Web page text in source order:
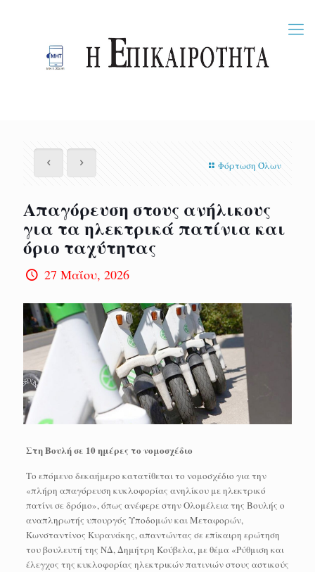
Φόρτωση Όλων
Απαγόρευση στους ανήλικους
για τα ηλεκτρικά πατίνια και
όριο ταχύτητας
27 Μαΐου, 2026
Στη Βουλή σε 10 ημέρες το νομοσχέδιο
Το επόμενο δεκαήμερο κατατίθεται το νομοσχέδιο για την
«πλήρη απαγόρευση κυκλοφορίας ανηλίκου με ηλεκτρικό
πατίνι σε δρόμο», όπως ανέφερε στην Ολομέλεια της Βουλής ο
αναπληρωτής υπουργός Υποδομών και Μεταφορών,
Κωνσταντίνος Κυρανάκης, απαντώντας σε επίκαιρη ερώτηση
του βουλευτή της ΝΔ, Δημήτρη Κούβελα, με θέμα «Ρύθμιση και
έλεγχος της κυκλοφορίας ηλεκτρικών πατινιών στους αστικούς